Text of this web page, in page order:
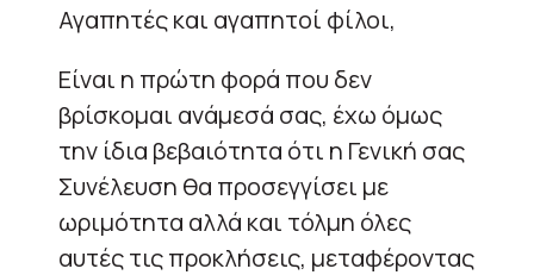
Αγαπητές και αγαπητοί φίλοι,
Είναι η πρώτη φορά που δεν
βρίσκομαι ανάμεσά σας, έχω όμως
την ίδια βεβαιότητα ότι η Γενική σας
Συνέλευση θα προσεγγίσει με
ωριμότητα αλλά και τόλμη όλες
αυτές τις προκλήσεις, μεταφέροντας